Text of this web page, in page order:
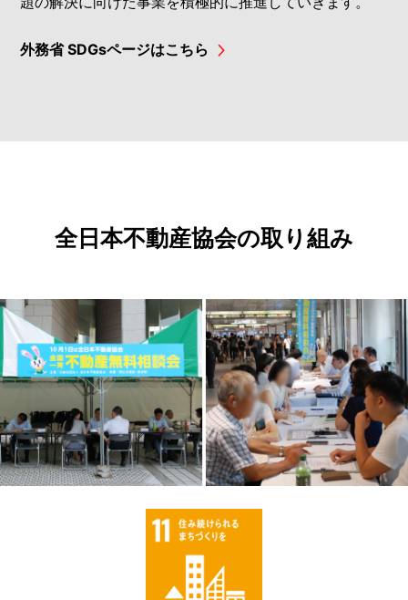
外務省 SDGsページはこちら
全日本不動産協会の取り組み